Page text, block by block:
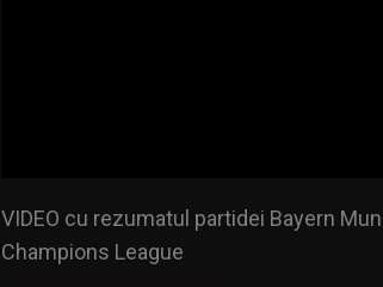
Champions League
VIDEO cu rezumatul partidei Bayern
Champions League